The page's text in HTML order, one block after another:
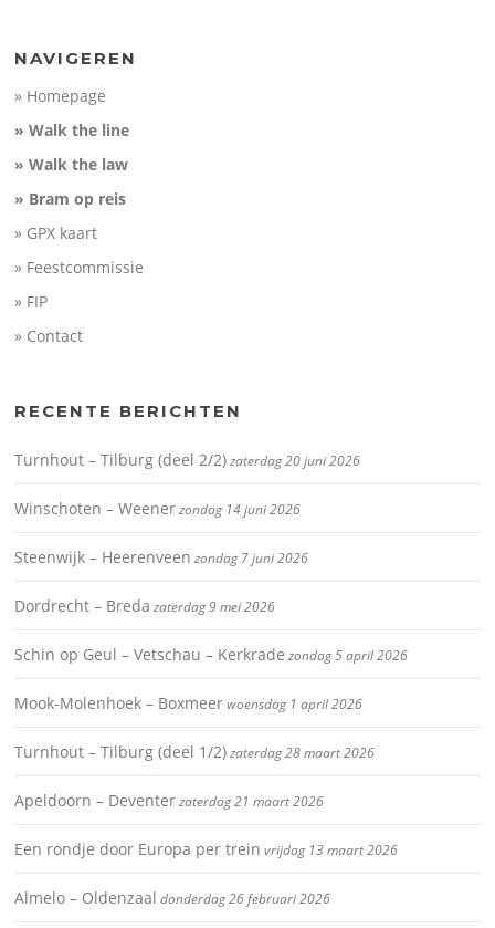
NAVIGEREN
» Homepage
» Walk the line
» Walk the law
» Bram op reis
» GPX kaart
» Feestcommissie
» FIP
» Contact
RECENTE BERICHTEN
Turnhout – Tilburg (deel 2/2)zaterdag 20 juni 2026
Winschoten – Weenerzondag 14 juni 2026
Steenwijk – Heerenveen zondag 7 juni 2026
Dordrecht – Breda zaterdag 9 mei 2026
Schin op Geul – Vetschau – Kerkrade zondag 5 april 2026
Mook-Molenhoek – Boxmeerwoensdag 1 april 2026
Turnhout – Tilburg (deel 1/2)zaterdag 28 maart 2026
Apeldoorn – Deventerzaterdag 21 maart 2026
Een rondje door Europa per trein vrijdag 13 maart 2026
Almelo – Oldenzaal donderdag 26 februari 2026